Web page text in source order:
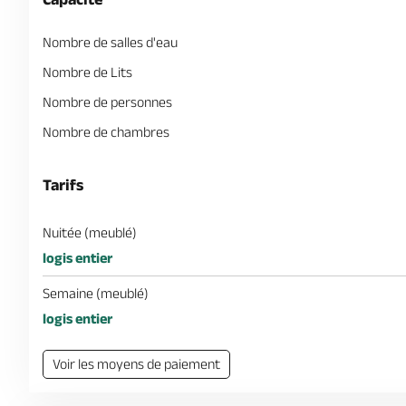
Nombre de salles d'eau
Nombre de Lits
Nombre de personnes
Nombre de chambres
Tarifs
Nuitée (meublé)
logis entier
Semaine (meublé)
logis entier
Voir les moyens de paiement